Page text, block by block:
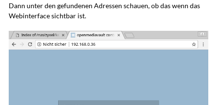
Dann unter den gefundenen Adressen schauen, ob das wenn das
Webinterface sichtbar ist.